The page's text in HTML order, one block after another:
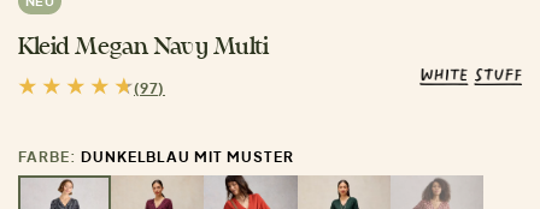
Kleid Megan Navy Multi
(97)
FARBE: DUNKELBLAU MIT MUSTER